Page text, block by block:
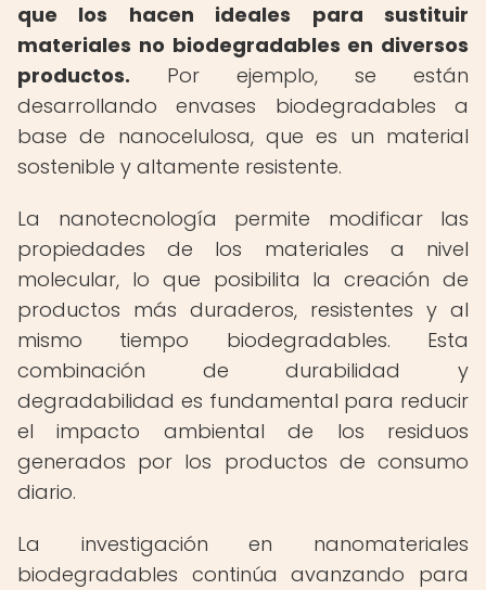
que los hacen ideales para sustituir
materiales no biodegradables en diversos
productos. Por ejemplo, se están
desarrollando envases biodegradables a
base de nanocelulosa, que es un material
sostenible y altamente resistente.
La nanotecnología permite modificar las
propiedades de los materiales a nivel
molecular, lo que posibilita la creación de
productos más duraderos, resistentes y al
mismo tiempo biodegradables. Esta
combinación de durabilidad y
degradabilidad es fundamental para reducir
el impacto ambiental de los residuos
generados por los productos de consumo
diario.
La investigación en nanomateriales
biodegradables continúa avanzando para